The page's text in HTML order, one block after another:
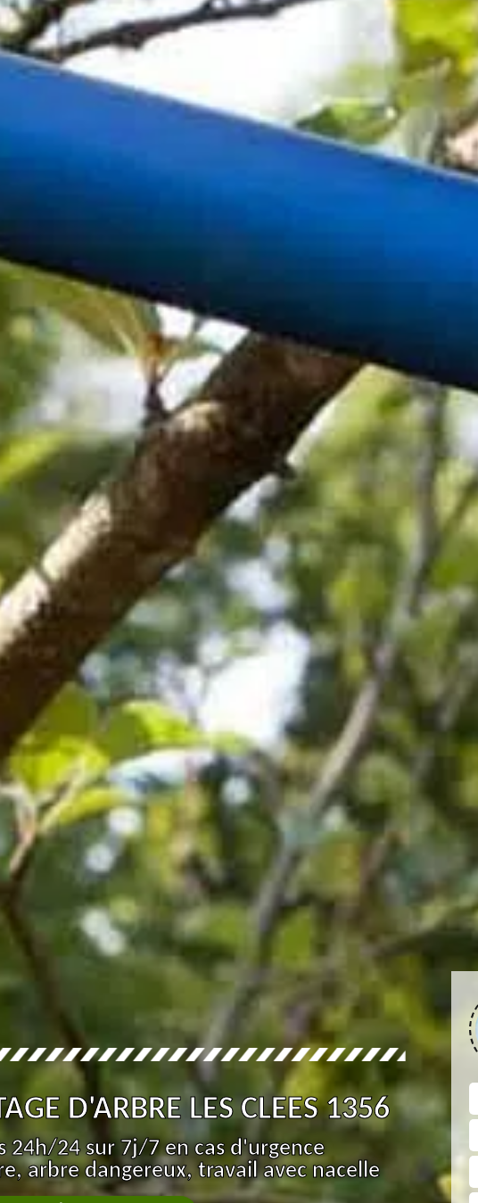
D'ARBRE LES CLEES 1356
24h/24 sur 7j/7 en cas d'urgence
arbre dangereux, travail avec nacelle